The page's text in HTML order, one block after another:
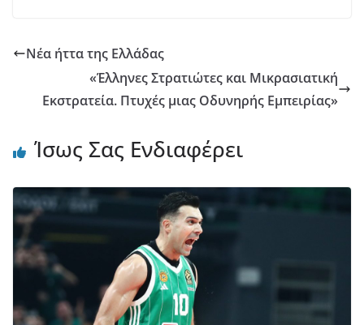
Νέα ήττα της Ελλάδας
«Έλληνες Στρατιώτες και Μικρασιατική
Εκστρατεία. Πτυχές μιας Οδυνηρής Εμπειρίας»
Ίσως Σας Ενδιαφέρει